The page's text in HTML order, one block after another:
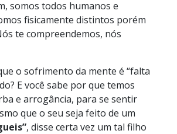
somos todos humanos e
fisicamente distintos porém
te compreendemos, nós
o sofrimento da mente é “falta
E você sabe por que temos
e arrogância, para se sentir
que o seu seja feito de um
, disse certa vez um tal filho